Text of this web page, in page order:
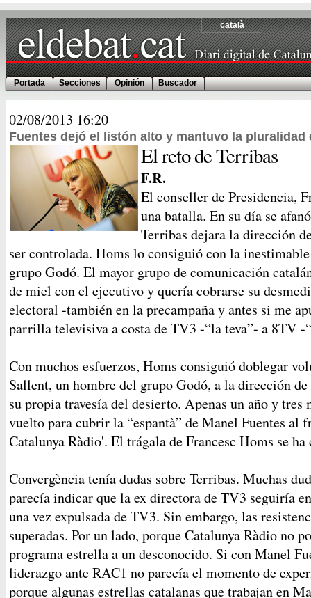
català
Portada Secciones Opinión Buscador
02/08/2013 16:20
Fuentes dejó el listón alto y mantuvo la pluralidad
El reto de Terribas
F.R.
El conseller de Presidencia,
una batalla. En su día se
Terribas dejara la dirección
ser controlada. Homs lo consiguió con la
grupo Godó. El mayor grupo de comunicación
de miel con el ejecutivo y quería cobrarse su
electoral -también en la precampaña y antes si me
parrilla televisiva a costa de TV3 -“la teva”- a 8TV -
Con muchos esfuerzos, Homs consiguió doblegar
Sallent, un hombre del grupo Godó, a la dirección
su propia travesía del desierto. Apenas un año y tres
vuelto para cubrir la “espantà” de Manel Fuentes al
Catalunya Ràdio'. El trágala de Francesc Homs se ha
Convergència tenía dudas sobre Terribas. Muchas
parecía indicar que la ex directora de TV3 seguiría
una vez expulsada de TV3. Sin embargo, las
superadas. Por un lado, porque Catalunya Ràdio no
programa estrella a un desconocido. Si con Manel
liderazgo ante RAC1 no parecía el momento de
porque algunas estrellas catalanas que trabajan en